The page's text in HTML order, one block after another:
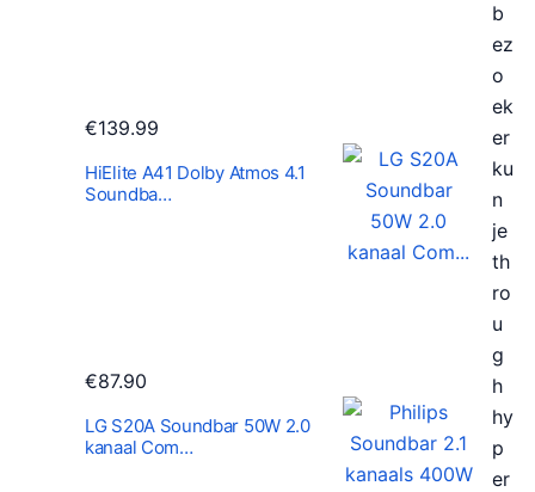
€139.99
HiElite A41 Dolby Atmos 4.1
Soundba…
€87.90
LG S20A Soundbar 50W 2.0
kanaal Com…
b
ez
o
ek
er
ku
n
je
th
ro
u
g
h
hy
p
er